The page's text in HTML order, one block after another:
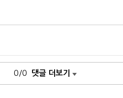
0/0 댓글 더보기